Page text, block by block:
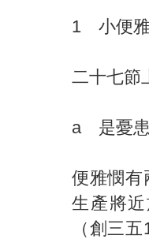
1 小便
二十七節
a 是憂患
便雅憫有
生產將
（創三